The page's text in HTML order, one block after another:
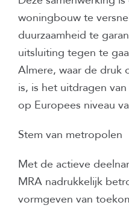
woningbouw te
duurzaamheid te
uitsluiting tegen te
Almere, waar de druk
is, is het uitdragen
op Europees niveau
Stem van metropolen
Met de actieve
MRA nadrukkelijk
vormgeven van